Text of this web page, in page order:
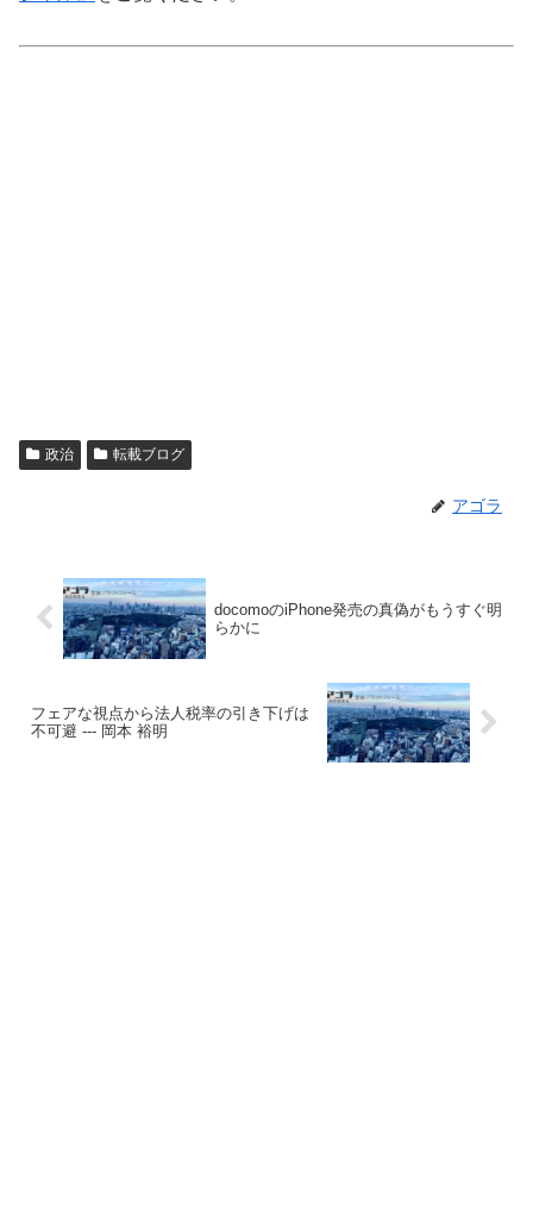
政治 転載ブログ
アゴラ
docomoのiPhone発売の真偽がもうすぐ明
らかに
フェアな視点から法人税率の引き下げは
不可避 --- 岡本 裕明